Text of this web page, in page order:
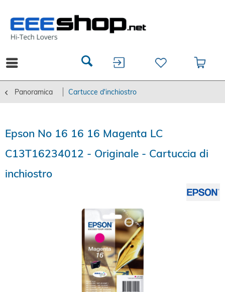
Panoramica Cartucce d'inchiostro
Epson No 16 16 16 Magenta LC
C13T16234012 - Originale - Cartuccia di
inchiostro